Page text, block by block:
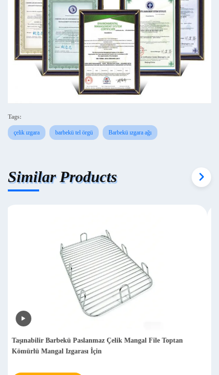
Tags:
çelik ızgara barbekü tel örgü Barbekü ızgara ağı
Similar Products
İşlenmiş Paslanmaz Çelik Metal Barbekü Izgara Rafı Açık
Piknik